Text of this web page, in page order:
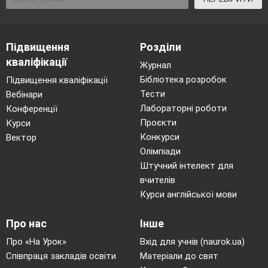
Підвищення
кваліфікації
Підвищення кваліфікації
Вебінари
Конференції
Курси
Вектор
Розділи
Журнал
Бібліотека розробок
Тести
Лабораторні роботи
Проєкти
Конкурси
Олімпіади
Штучний інтелект для
вчителів
Курси англійської мови
Про нас
Про «На Урок»
Співпраця закладів освіти
Інше
Вхід для учнів (naurok.ua)
Матеріали до свят